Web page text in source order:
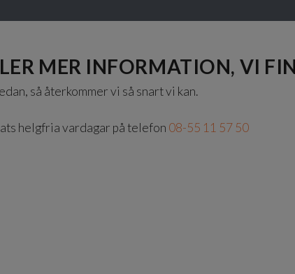
MER INFORMATION, VI
så återkommer vi så snart vi kan.
helgfria vardagar på telefon 08-55 11 57 50